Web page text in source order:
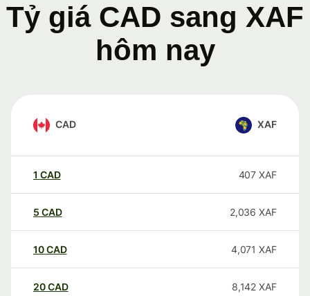
Tỷ giá CAD sang XAF
hôm nay
CAD XAF
1 CAD 407 XAF
5 CAD 2,036 XAF
10CAD 4,071 XAF
20CAD 8,142 XAF